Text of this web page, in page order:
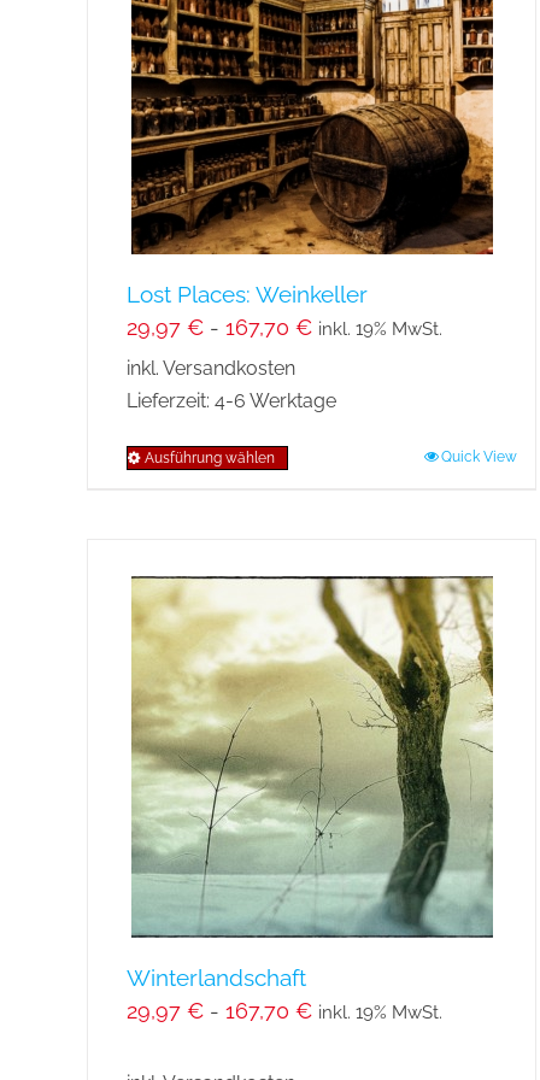
Lost Places: Weinkeller
29,97 € - 167,70 € inkl. 19% MwSt.
inkl. Versandkosten
Lieferzeit: 4-6 Werktage
Ausführung wählen
mehrere
Varianten
auf.
Optionen
können
auf
der
Produktseite
gewählt
werden
Quick View
Winterlandschaft
29,97 € - 167,70 € inkl. 19% MwSt.